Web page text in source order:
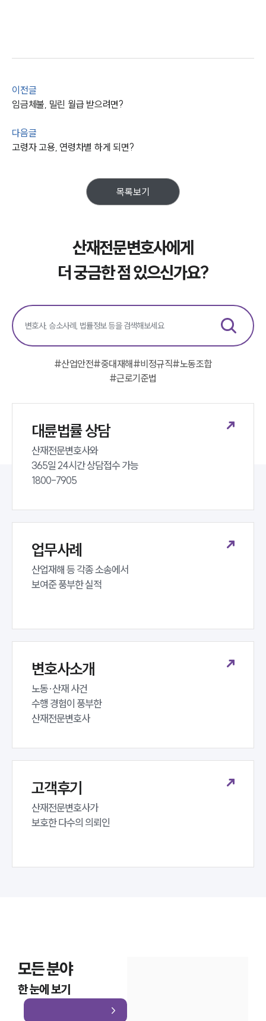
대륜의 강점
오시는 길
글로벌 파트너 로펌
고객의 소리
통합검색
주요 업무사례
법률지식인
고객후기
노동산재그룹 업무
구성원 소개
노동산재전문변호사
법률 블로그
법률서식
대륜법률상담예약
이전글
임금체불, 밀린 월급 받으려면?
다음글
고령자 고용, 연령차별 하게 되면?
목록보기
산재전문변호사에게
더 궁금한 점 있으신가요?
#산업안전#중대재해 #비정규직#노동조합
#근로기준법
대륜법률 상담
산재전문변호사와
365일 24시간 상담접수 가능
1800-7905
업무사례
산업재해 등 각종 소송에서
보여준 풍부한 실적
변호사소개
노동·산재 사건
수행 경험이 풍부한
산재전문변호사
고객후기
산재전문변호사가
보호한 다수의 의뢰인
모든 분야
한 눈에 보기